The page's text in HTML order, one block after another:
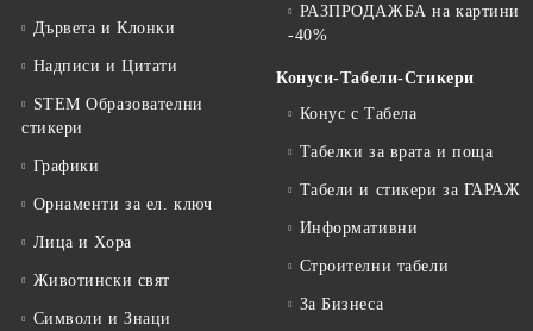
Дървета и Клонки
Надписи и Цитати
STEM Образователни
стикери
Графики
Орнаменти за ел. ключ
Лица и Хора
Животински свят
Символи и Знаци
РАЗПРОДАЖБА на картини
-40%
Конуси-Табели-Стикери
Конус с Табела
Табелки за врата и поща
Табели и стикери за ГАРАЖ
Информативни
Строителни табели
За Бизнеса